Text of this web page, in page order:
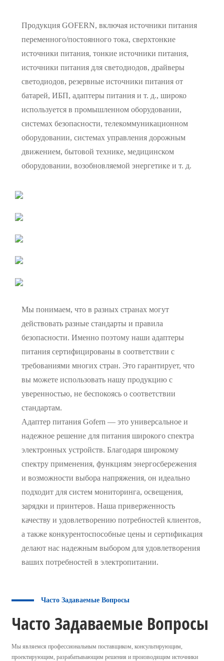
Продукция GOFERN, включая источники питания
переменного/постоянного тока, сверхтонкие
источники питания, тонкие источники питания,
источники питания для светодиодов, драйверы
светодиодов, резервные источники питания от
батарей, ИБП, адаптеры питания и т. д., широко
используется в промышленном оборудовании,
системах безопасности, телекоммуникационном
оборудовании, системах управления дорожным
движением, бытовой технике, медицинском
оборудовании, возобновляемой энергетике и т. д.
Мы понимаем, что в разных странах могут
действовать разные стандарты и правила
безопасности. Именно поэтому наши адаптеры
питания сертифицированы в соответствии с
требованиями многих стран. Это гарантирует, что
вы можете использовать нашу продукцию с
уверенностью, не беспокоясь о соответствии
стандартам.
Адаптер питания Gofern — это универсальное и
надежное решение для питания широкого спектра
электронных устройств. Благодаря широкому
спектру применения, функциям энергосбережения
и возможности выбора напряжения, он идеально
подходит для систем мониторинга, освещения,
зарядки и принтеров. Наша приверженность
качеству и удовлетворению потребностей клиентов,
а также конкурентоспособные цены и сертификация
делают нас надежным выбором для удовлетворения
ваших потребностей в электропитании.
Часто Задаваемые Вопросы
Часто Задаваемые Вопросы
Мы являемся профессиональным поставщиком, консультирующим,
проектирующим, разрабатывающим решения и производящим источники